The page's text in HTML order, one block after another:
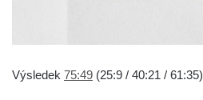
Výsledek 75:49 (25:9 / 40:21 / 61:35)